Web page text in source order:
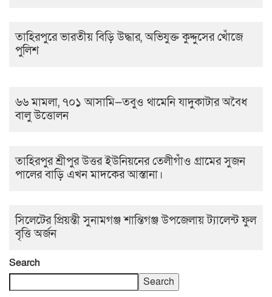
তাহিরপুরে ভারতীয় বিড়ি উদ্ধার, অভিযুক্ত কুদ্দুসের খোঁজে
পুলিশ
৬৬ মামলা, ৭০১ আসামি—তবুও থামেনি যাদুকাটার অবৈধ
বালু উত্তোলন
তাহিরপুর শ্রীপুর উত্তর ইউনিয়নের তেলীগাঁও গ্ৰামের সুজন
পালের বাড়ি এখন মাদকের আস্তানা।
সিলেটের প্রিয়ন্তী সুনামগঞ্জ শান্তিগঞ্জ উপজেলায় ট্যালেন্ট ফুল
বৃত্তি অর্জন
Search
Search